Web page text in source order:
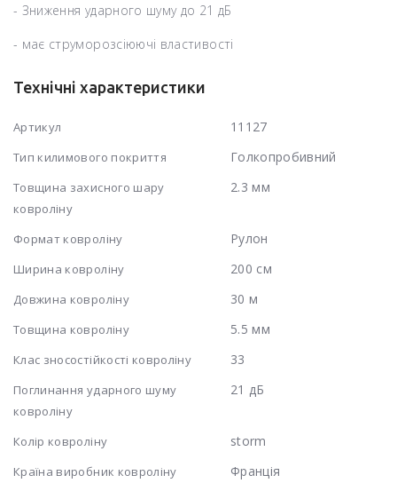
- Зниження ударного шуму до 21 дБ
- має струморозсіюючі властивості
Технічні характеристики
Артикул 11127
Тип килимового покриття Голкопробивний
Товщина захисного шару
ковроліну
2.3 мм
Формат ковроліну Рулон
Ширина ковроліну 200 см
Довжина ковроліну 30 м
Товщина ковроліну 5.5 мм
Клас зносостійкості ковроліну 33
Поглинання ударного шуму
ковроліну
21 дБ
Колір ковроліну storm
Країна виробник ковроліну Франція